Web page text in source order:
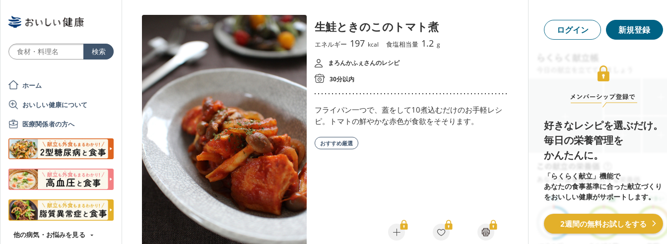
ホーム
おいしい健康について
医療関係者の方へ
他の病気・お悩みを見る
生鮭ときのこのトマト煮
エネルギー 197 kcal 食塩相当量 1.2 g
まろんかふぇさんのレシピ
30分以内
フライパン一つで、蓋をして10煮込むだけのお手軽レシ
ピ。トマトの鮮やかな赤色が食欲をそそります。
おすすめ厳選
ログイン 新規登録
好きなレシピを選ぶだけ。
毎日の栄養管理を
かんたんに。
「らくらく献立」機能で
あなたの食事基準に合った献立づくり
をおいしい健康がサポートします。
2週間の無料お試しをする